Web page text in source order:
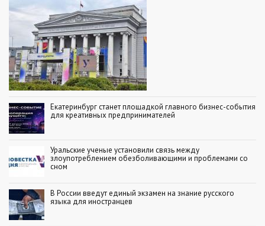
Екатеринбург станет площадкой главного бизнес-события
для креативных предпринимателей
Уральские ученые установили связь между
злоупотреблением обезболивающими и проблемами со
сном
В России введут единый экзамен на знание русского
языка для иностранцев